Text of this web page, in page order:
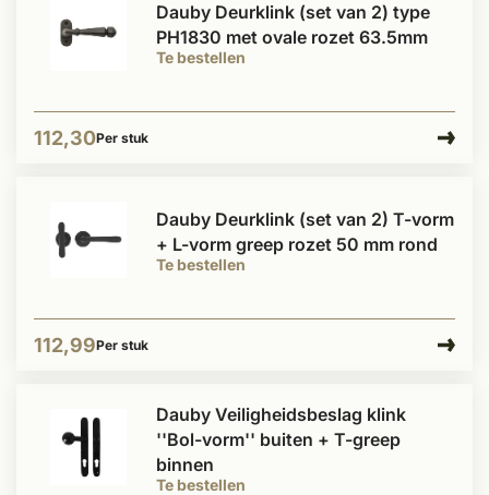
Te bestellen
Dauby Deurklink (set van 2) type
PH1830 met ovale rozet 63.5mm
112,30Per stuk
Te bestellen
Dauby Deurklink (set van 2) T-vorm
+ L-vorm greep rozet 50 mm rond
112,99Per stuk
Te bestellen
Dauby Veiligheidsbeslag klink
''Bol-vorm'' buiten + T-greep
binnen